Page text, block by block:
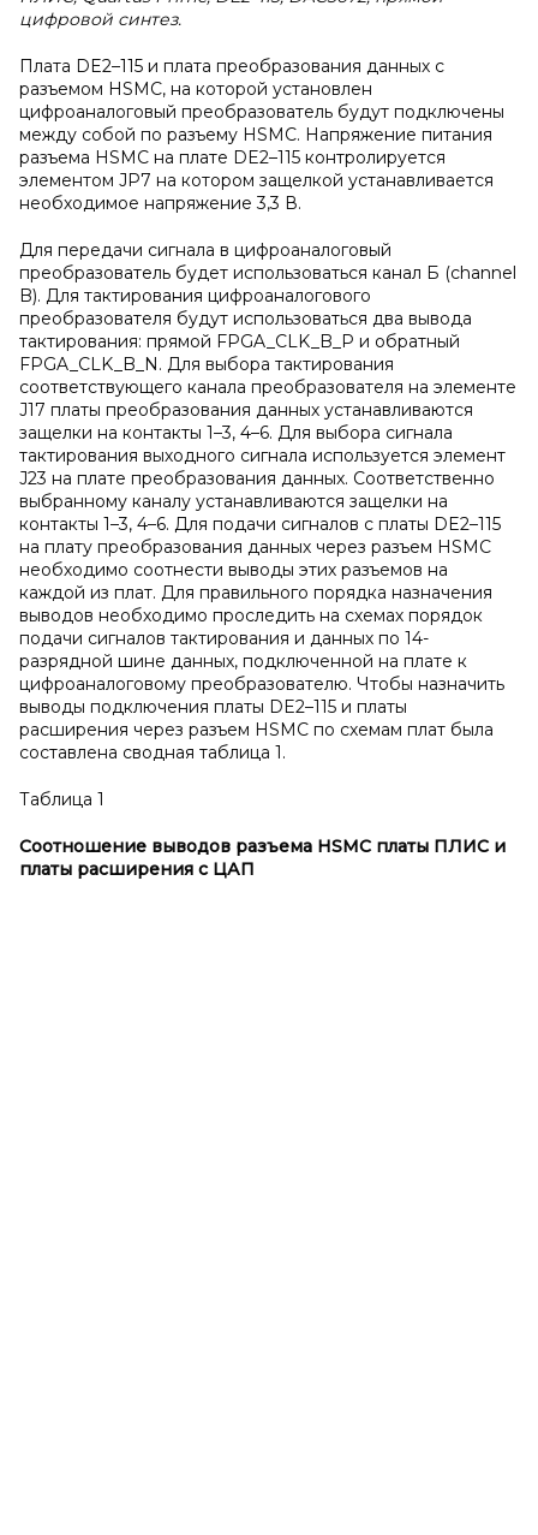
цифровой синтез.
Плата DE2–115 и плата преобразования данных с
разъемом HSMC, на которой установлен
цифроаналоговый преобразователь будут подключены
между собой по разъему HSMC. Напряжение питания
разъема HSMC на плате DE2–115 контролируется
элементом JP7 на котором защелкой устанавливается
необходимое напряжение 3,3 В.
Для передачи сигнала в цифроаналоговый
преобразователь будет использоваться канал Б (channel
B). Для тактирования цифроаналогового
преобразователя будут использоваться два вывода
тактирования: прямой FPGA_CLK_B_P и обратный
FPGA_CLK_B_N. Для выбора тактирования
соответствующего канала преобразователя на элементе
J17 платы преобразования данных устанавливаются
защелки на контакты 1–3, 4–6. Для выбора сигнала
тактирования выходного сигнала используется элемент
J23 на плате преобразования данных. Соответственно
выбранному каналу устанавливаются защелки на
контакты 1–3, 4–6. Для подачи сигналов с платы DE2–115
на плату преобразования данных через разъем HSMC
необходимо соотнести выводы этих разъемов на
каждой из плат. Для правильного порядка назначения
выводов необходимо проследить на схемах порядок
подачи сигналов тактирования и данных по 14-
разрядной шине данных, подключенной на плате к
цифроаналоговому преобразователю. Чтобы назначить
выводы подключения платы DE2–115 и платы
расширения через разъем HSMC по схемам плат была
составлена сводная таблица 1.
Таблица 1
Соотношение выводов разъема HSMC платы ПЛИС и
платы расширения с ЦАП